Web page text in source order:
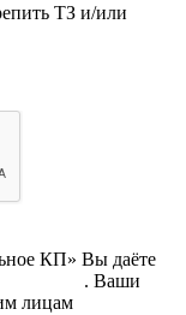
ТЗ и/или
КП» Вы даёте
. Ваши
лицам